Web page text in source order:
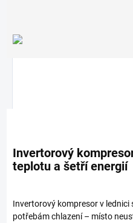
Invertorový
teplotu a šetří energií
Invertorový kompresor v
potřebám chlazení – místo